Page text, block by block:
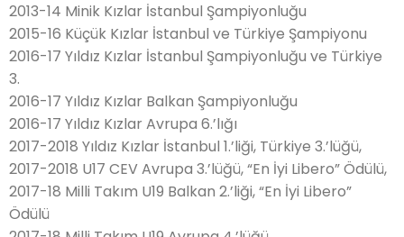
2013-14 Minik Kızlar İstanbul Şampiyonluğu
2015-16 Küçük Kızlar İstanbul ve Türkiye Şampiyonu
2016-17 Yıldız Kızlar İstanbul Şampiyonluğu ve Türkiye
3.
2016-17 Yıldız Kızlar Balkan Şampiyonluğu
2016-17 Yıldız Kızlar Avrupa 6.’lığı
2017-2018 Yıldız Kızlar İstanbul 1.’liği, Türkiye 3.’lüğü,
2017-2018 U17 CEV Avrupa 3.’lüğü, “En İyi Libero” Ödülü,
2017-18 Milli Takım U19 Balkan 2.’liği, “En İyi Libero”
Ödülü